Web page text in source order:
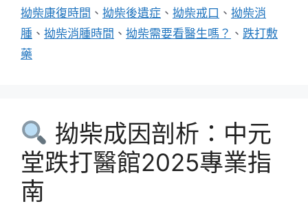
拗柴康復時間 、 拗柴後遺症 、 拗柴戒口 、 拗柴消
腫 、 拗柴消腫時間 、 拗柴需要看醫生嗎？ 、 跌打敷
藥
拗柴成因剖析：中元
堂跌打醫館2025專業指
南